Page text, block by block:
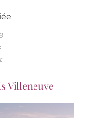
Villeneuve